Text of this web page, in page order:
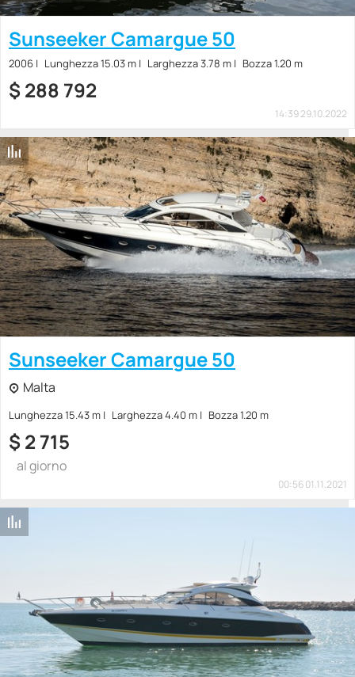
Sunseeker Camargue 50
2006 Lunghezza 15.03 m Larghezza 3.78 m Bozza 1.20 m
$ 288 792
14:39 29.10.2022
Sunseeker Camargue 50
Malta
Lunghezza 15.43 m Larghezza 4.40 m Bozza 1.20 m
$ 2 715
al giorno
00:56 01.11.2021